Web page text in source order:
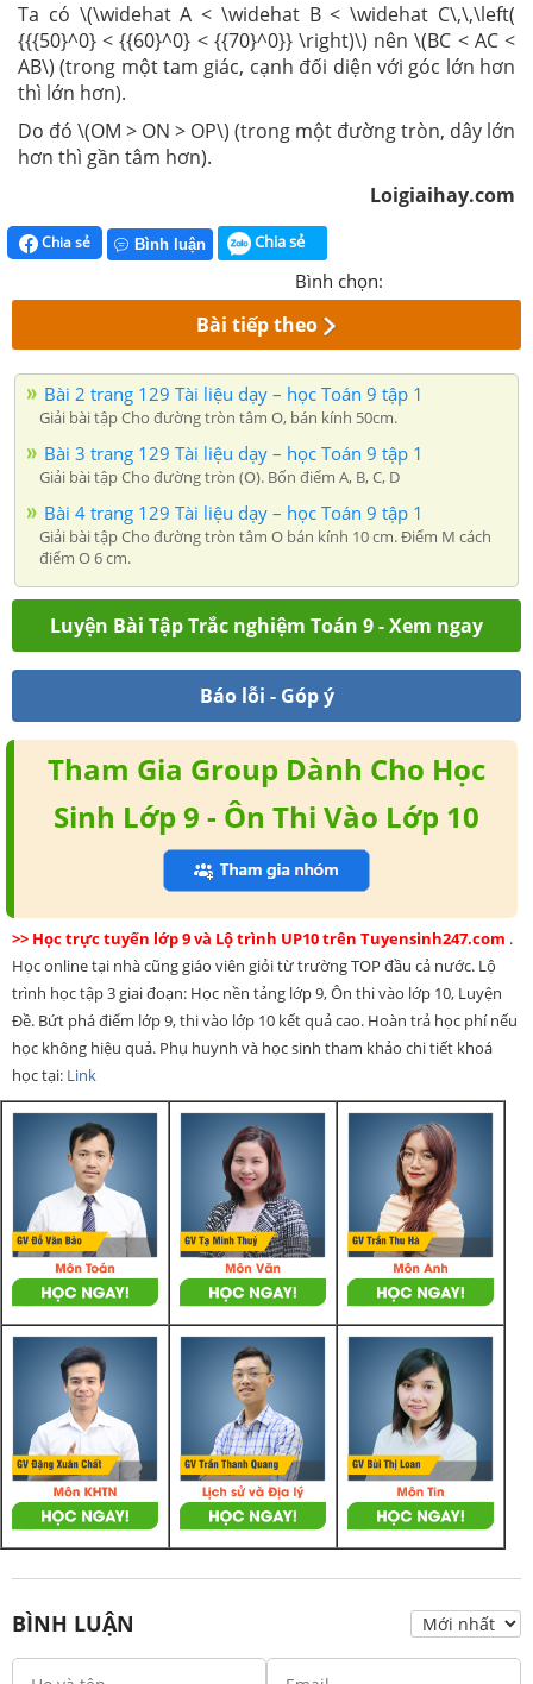
Ta có \(\widehat A < \widehat B < \widehat C\,\,\left(
{{{50}^0} < {{60}^0} < {{70}^0}} \right)\) nên \(BC < AC <
AB\) (trong một tam giác, cạnh đối diện với góc lớn hơn
thì lớn hơn).
Do đó \(OM > ON > OP\) (trong một đường tròn, dây lớn
hơn thì gần tâm hơn).
Loigiaihay.com
Chia sẻ Bình luận Chia sẻ
Bình chọn:
Bài tiếp theo
Bài 2 trang 129 Tài liệu dạy – học Toán 9 tập 1
Giải bài tập Cho đường tròn tâm O, bán kính 50cm.
Bài 3 trang 129 Tài liệu dạy – học Toán 9 tập 1
Giải bài tập Cho đường tròn (O). Bốn điểm A, B, C, D
Bài 4 trang 129 Tài liệu dạy – học Toán 9 tập 1
Giải bài tập Cho đường tròn tâm O bán kính 10 cm. Điểm M cách
điểm O 6 cm.
Luyện Bài Tập Trắc nghiệm Toán 9 - Xem ngay
Báo lỗi - Góp ý
Tham Gia Group Dành Cho Học
Sinh Lớp 9 - Ôn Thi Vào Lớp 10
>> Học trực tuyến lớp 9 và Lộ trình UP10 trên Tuyensinh247.com .
Học online tại nhà cũng giáo viên giỏi từ trường TOP đầu cả nước. Lộ
trình học tập 3 giai đoạn: Học nền tảng lớp 9, Ôn thi vào lớp 10, Luyện
Đề. Bứt phá điểm lớp 9, thi vào lớp 10 kết quả cao. Hoàn trả học phí nếu
học không hiệu quả. Phụ huynh và học sinh tham khảo chi tiết khoá
học tại: Link
BÌNH LUẬN